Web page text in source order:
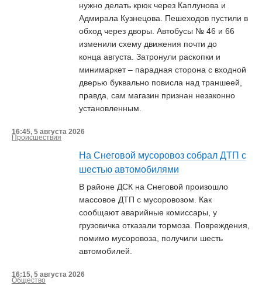
нужно делать крюк через Каплунова и
Адмирала Кузнецова. Пешеходов пустили в
обход через дворы. Автобусы № 46 и 66
изменили схему движения почти до
конца августа. Затронули раскопки и
минимаркет – парадная сторона с входной
дверью буквально повисла над траншеей,
правда, сам магазин признан незаконно
установленным.
16:45, 5 августа 2026
Происшествия
На Снеговой мусоровоз собрал ДТП с
шестью автомобилями
В районе ДСК на Снеговой произошло
массовое ДТП с мусоровозом. Как
сообщают аварийные комиссары, у
грузовичка отказали тормоза. Повреждения,
помимо мусоровоза, получили шесть
автомобилей.
16:15, 5 августа 2026
Общество